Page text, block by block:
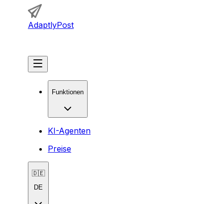
AdaptlyPost
Funktionen
KI-Agenten
Preise
🇩🇪
DE